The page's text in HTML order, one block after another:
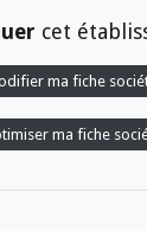
cet
ma fiche
ma fiche